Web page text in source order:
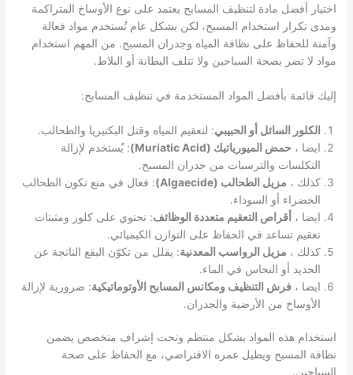
اختيار أفضل مادة لتنظيف المسابح يعتمد على نوع الأوساخ المتراكمة
ومدى تكرار استخدام المسبح، لكن بشكل عام تُستخدم مواد فعالة
وآمنة للحفاظ على نظافة المياه وجدران المسبح. من المهم استخدام
مواد لا تضر بصحة السباحين ولا تتلف البطانة أو البلاط.
إليك قائمة بأفضل المواد المستخدمة في تنظيف المسابح:
الكلور السائل أو الحبيبي: لتعقيم المياه وقتل البكتيريا والطحالب.
ايضا ، حمض الميورياتيك (Muriatic Acid)
: يُستخدم لإزالة
التكلسات والترسبات من جدران المسبح.
كذلك ، مزيل الطحالب (Algaecide)
: فعال في منع تكون الطحالب
الخضراء أو السوداء.
ايضا ، أقراص التعقيم متعددة الوظائف: تحتوي على كلور ومثبتات
تعقيم تساعد في الحفاظ على التوازن الكيميائي.
كذلك ، مزيل الرواسب المعدنية: يقلل من تكوّن البقع الناتجة عن
الحديد أو النحاس في الماء.
ايضا ،فرش التنظيف ومكانس المسابح الأوتوماتيكية: ضرورية لإزالة
الأوساخ من الأرضية والجدران.
استخدام هذه المواد بشكل منتظم وتحت إشراف متخصص يضمن
نظافة المسبح ويطيل عمره الافتراضي، مع الحفاظ على صحة
السباحين.